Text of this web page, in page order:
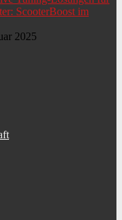
ScooterBoost im
2025